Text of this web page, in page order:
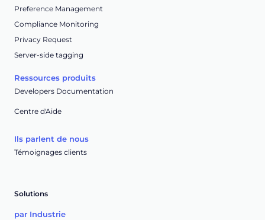
Preference Management
Compliance Monitoring
Privacy Request
Server-side tagging
Ressources produits
Developers Documentation
Centre d'Aide
Ils parlent de nous
Témoignages clients
Solutions
par Industrie